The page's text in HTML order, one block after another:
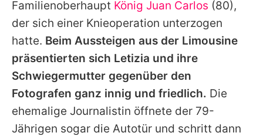
Familienoberhaupt König Juan Carlos (80),
der sich einer Knieoperation unterzogen
hatte. Beim Aussteigen aus der Limousine
präsentierten sich Letizia und ihre
Schwiegermutter gegenüber den
Fotografen ganz innig und friedlich. Die
ehemalige Journalistin öffnete der 79-
Jährigen sogar die Autotür und schritt dann